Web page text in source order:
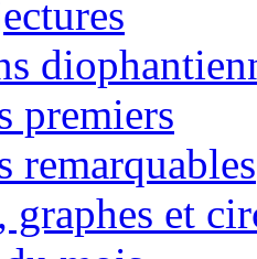
premiers
remarquables
graphes et